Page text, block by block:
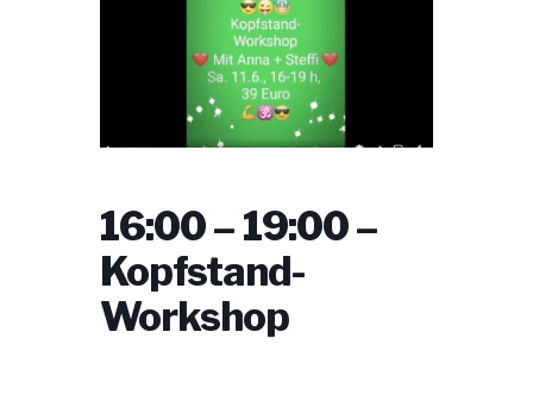
16:00 – 19:00 –
Kopfstand-
Workshop